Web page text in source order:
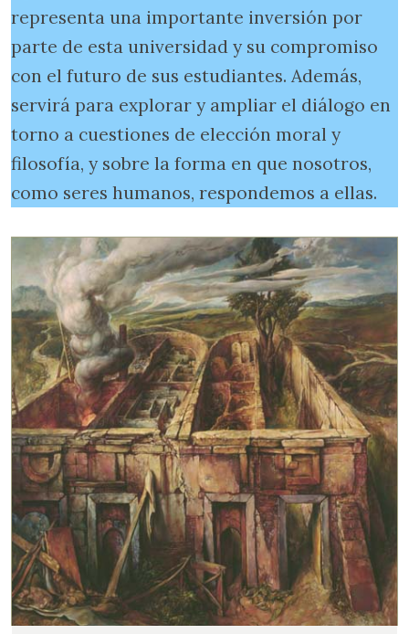
representa una importante inversión por
parte de esta universidad y su compromiso
con el futuro de sus estudiantes. Además,
servirá para explorar y ampliar el diálogo en
torno a cuestiones de elección moral y
filosofía, y sobre la forma en que nosotros,
como seres humanos, respondemos a ellas.